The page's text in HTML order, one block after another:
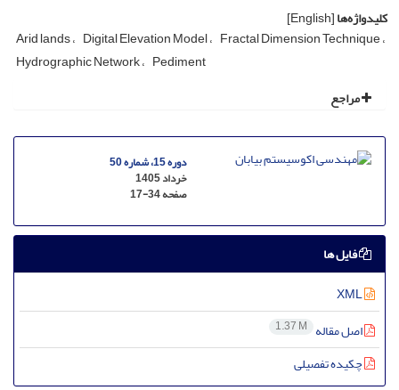
کلیدواژه‌ها[English]
Arid lands Digital Elevation Model Fractal Dimension Technique
Hydrographic Network Pediment
مراجع
دوره 15، شماره 50
خرداد 1405
صفحه17-34
فایل ها
اصل مقاله 1.37 M
چکیده تفصیلی